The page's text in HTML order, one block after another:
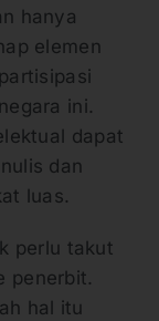
hanya
elemen
ini.
dapat
dan
luas.
perlu takut
penerbit.
hal itu